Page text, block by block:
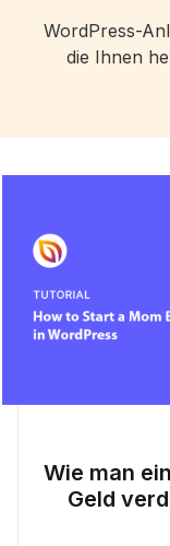
WordPress-
die Ihnen
Wie man
Geld